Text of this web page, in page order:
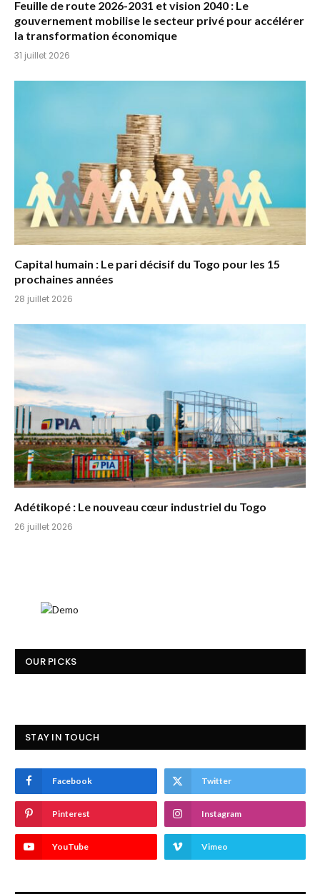
Feuille de route 2026-2031 et vision 2040 : Le
gouvernement mobilise le secteur privé pour accélérer
la transformation économique
31 juillet 2026
Capital humain : Le pari décisif du Togo pour les 15
prochaines années
28 juillet 2026
Adétikopé : Le nouveau cœur industriel du Togo
26 juillet 2026
OUR PICKS
STAY IN TOUCH
Facebook Twitter
Pinterest Instagram
YouTube Vimeo